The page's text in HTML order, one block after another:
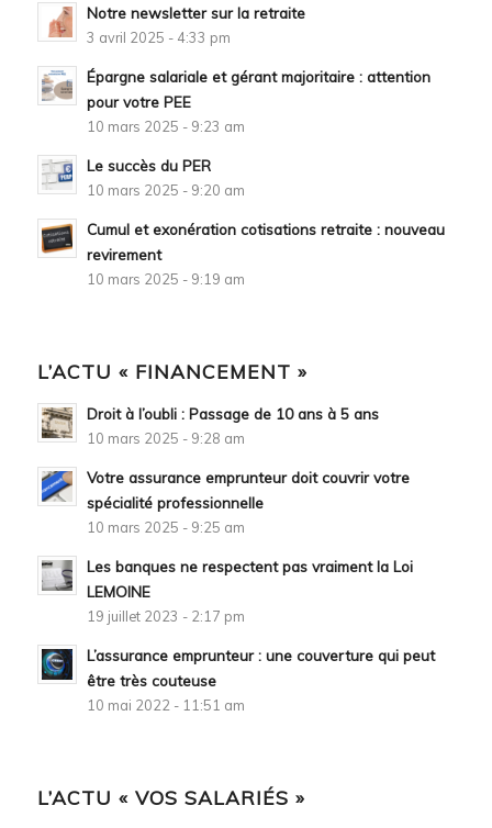
Notre newsletter sur la retraite
3 avril 2025 - 4:33 pm
Épargne salariale et gérant majoritaire : attention
pour votre PEE
10 mars 2025 - 9:23 am
Le succès du PER
10 mars 2025 - 9:20 am
Cumul et exonération cotisations retraite : nouveau
revirement
10 mars 2025 - 9:19 am
L’ACTU « FINANCEMENT »
Droit à l’oubli : Passage de 10 ans à 5 ans
10 mars 2025 - 9:28 am
Votre assurance emprunteur doit couvrir votre
spécialité professionnelle
10 mars 2025 - 9:25 am
Les banques ne respectent pas vraiment la Loi
LEMOINE
19 juillet 2023 - 2:17 pm
L’assurance emprunteur : une couverture qui peut
être très couteuse
10 mai 2022 - 11:51 am
L’ACTU « VOS SALARIÉS »